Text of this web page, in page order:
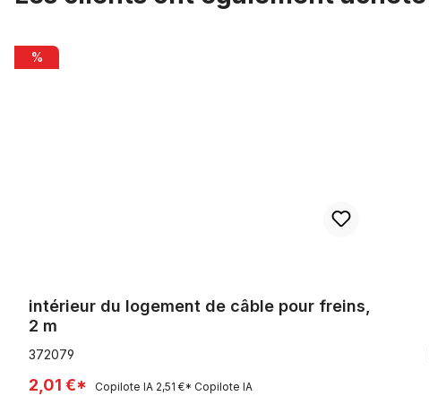
intérieur du logement de câble pour freins, 2 m
%
intérieur du logement de câble pour freins,
2 m
372079
2,01 €* Copilote IA 2,51 €* Copilote IA